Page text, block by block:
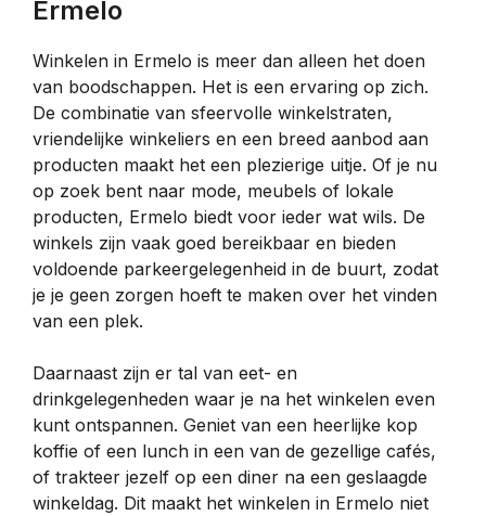
Ermelo
Winkelen in Ermelo is meer dan alleen het doen
van boodschappen. Het is een ervaring op zich.
De combinatie van sfeervolle winkelstraten,
vriendelijke winkeliers en een breed aanbod aan
producten maakt het een plezierige uitje. Of je nu
op zoek bent naar mode, meubels of lokale
producten, Ermelo biedt voor ieder wat wils. De
winkels zijn vaak goed bereikbaar en bieden
voldoende parkeergelegenheid in de buurt, zodat
je je geen zorgen hoeft te maken over het vinden
van een plek.
Daarnaast zijn er tal van eet- en
drinkgelegenheden waar je na het winkelen even
kunt ontspannen. Geniet van een heerlijke kop
koffie of een lunch in een van de gezellige cafés,
of trakteer jezelf op een diner na een geslaagde
winkeldag. Dit maakt het winkelen in Ermelo niet